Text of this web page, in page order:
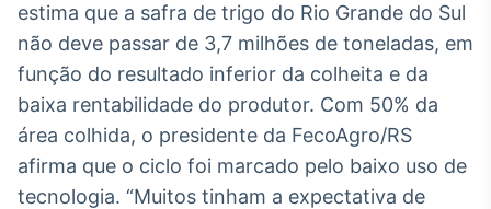
Broadcast
White Label
Plataforma para
personalizados
Soluções de Dados
e Conteúdos
estima que a safra de trigo do Rio Grande do Sul
não deve passar de 3,7 milhões de toneladas, em
função do resultado inferior da colheita e da
baixa rentabilidade do produtor. Com 50% da
área colhida, o presidente da FecoAgro/RS
afirma que o ciclo foi marcado pelo baixo uso de
tecnologia. “Muitos tinham a expectativa de